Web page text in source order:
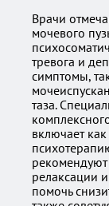
Врачи
мочевого
тревога и
симптомы,
таза.
включает
релаксации
помочь